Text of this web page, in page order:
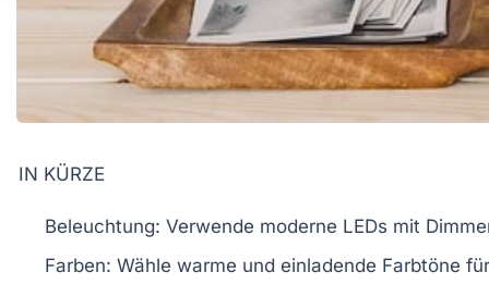
IN KÜRZE
Beleuchtung: Verwende moderne LEDs mit
Farben: Wähle warme und einladende Farbtöne